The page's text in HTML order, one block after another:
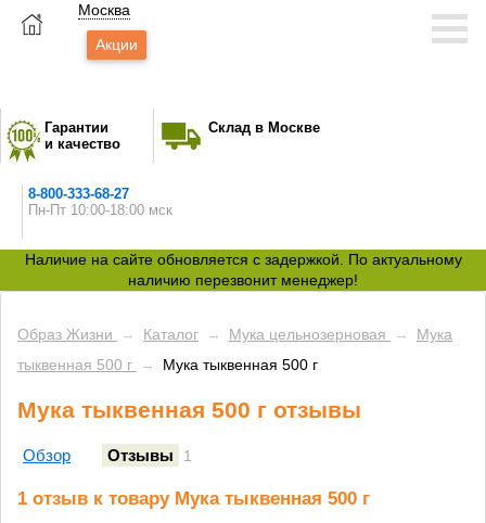
Москва
Акции
Гарантии
и качество
Склад в Москве
8-800-333-68-27
Пн-Пт 10:00-18:00 мск
Наличие на сайте обновляется с задержкой. По актуальному
наличию перезвонит менеджер!
Образ Жизни → Каталог → Мука цельнозерновая →
Мука
тыквенная 500 г
→ Мука тыквенная 500 г
Мука тыквенная 500 г отзывы
Обзор Отзывы 1
1 отзыв к товару Мука тыквенная 500 г